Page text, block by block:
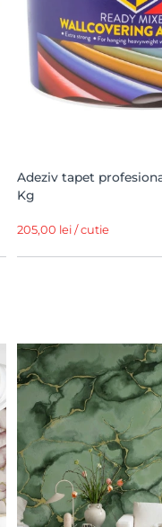
Adeziv tapet
Kg
205,00 lei / cutie